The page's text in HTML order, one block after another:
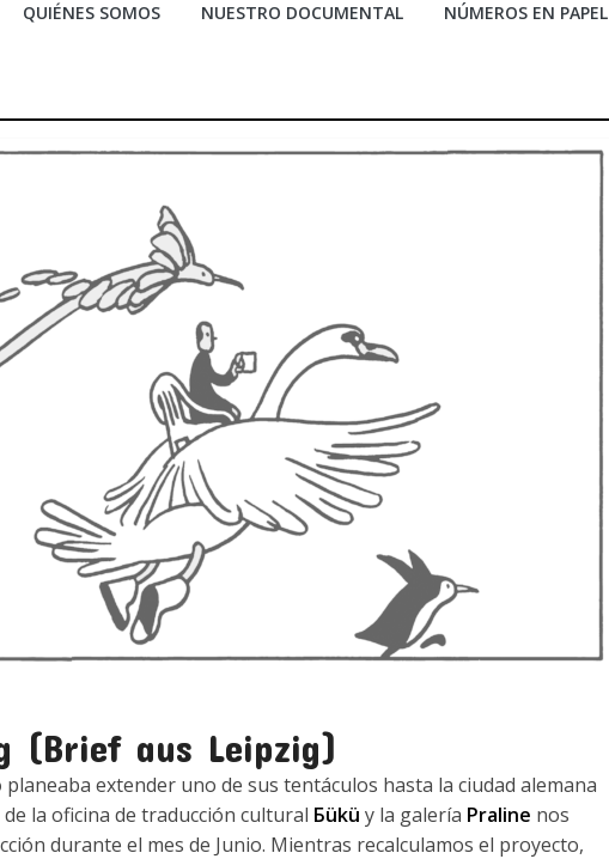
QUIÉNES SOMOS NUESTRO DOCUMENTAL NÚMEROS EN PAPEL
(Brief aus Leipzig)
planeaba extender uno de sus tentáculos hasta la ciudad alemana
la oficina de traducción cultural Бükü y la galería Praline nos
durante el mes de Junio. Mientras recalculamos el proyecto,